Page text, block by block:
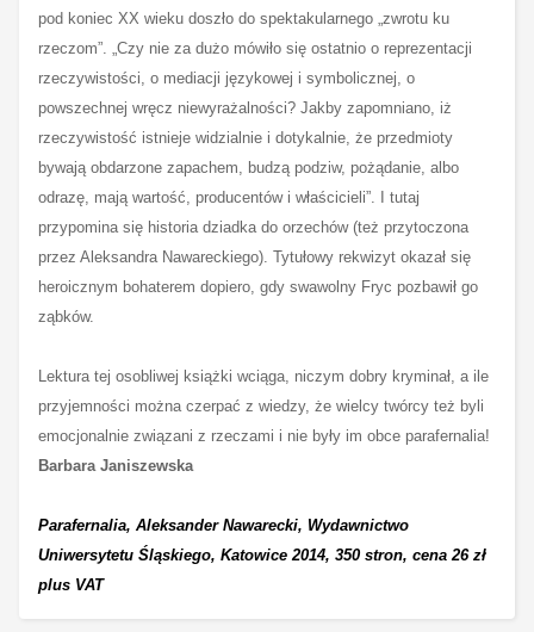
pod koniec XX wieku doszło do spektakularnego „zwrotu ku
rzeczom”. „Czy nie za dużo mówiło się ostatnio o reprezentacji
rzeczywistości, o mediacji językowej i symbolicznej, o
powszechnej wręcz niewyrażalności? Jakby zapomniano, iż
rzeczywistość istnieje widzialnie i dotykalnie, że przedmioty
bywają obdarzone zapachem, budzą podziw, pożądanie, albo
odrazę, mają wartość, producentów i właścicieli”. I tutaj
przypomina się historia dziadka do orzechów (też przytoczona
przez Aleksandra Nawareckiego). Tytułowy rekwizyt okazał się
heroicznym bohaterem dopiero, gdy swawolny Fryc pozbawił go
ząbków.
Lektura tej osobliwej książki wciąga, niczym dobry kryminał, a ile
przyjemności można czerpać z wiedzy, że wielcy twórcy też byli
emocjonalnie związani z rzeczami i nie były im obce parafernalia!
Barbara Janiszewska
Parafernalia, Aleksander Nawarecki, Wydawnictwo
Uniwersytetu Śląskiego, Katowice 2014, 350 stron, cena 26 zł
plus VAT